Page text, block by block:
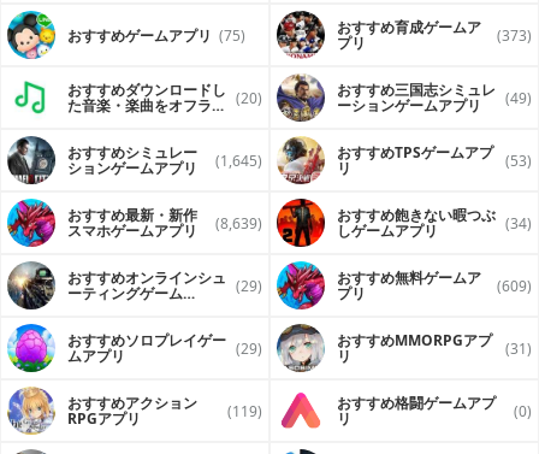
おすすめゲームアプリ (75) おすすめ育成ゲームア
プリ (373)
おすすめダウンロードし
た音楽・楽曲をオフライ (20) おすすめ三国志シミュレ
ーションゲームアプリ (49)
おすすめシミュレー
ションゲームアプリ (1,645) おすすめTPSゲームアプ
リ (53)
おすすめ最新・新作
スマホゲームアプリ (8,639) おすすめ飽きない暇つぶ
しゲームアプリ (34)
おすすめオンラインシュ
ーティングゲーム (29) おすすめ無料ゲームア
プリ (609)
おすすめソロプレイゲー
ムアプリ (29) おすすめ MMORPGアプ
リ (31)
おすすめアクション
RPGアプリ (119) おすすめ格闘ゲームアプ
リ (0)